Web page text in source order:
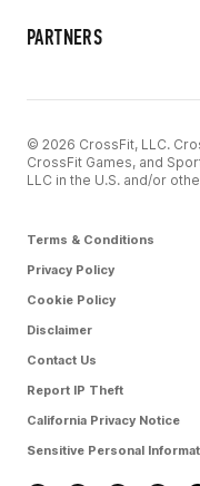
PARTNERS
© 2026 CrossFit, LLC.
CrossFit Games, and
LLC in the U.S. and/or
Terms & Conditions
Privacy Policy
Cookie Policy
Disclaimer
Contact Us
Report IP Theft
California Privacy Notice
Sensitive Personal